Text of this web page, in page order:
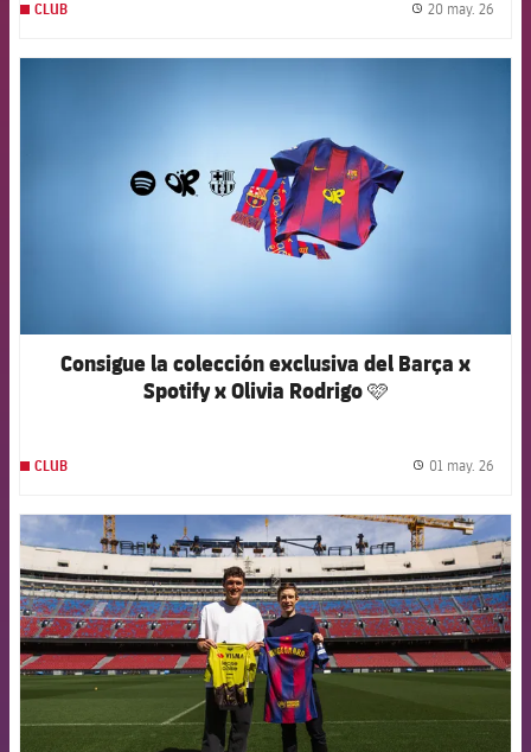
CLUB 20 may. 26
Consigue la colección exclusiva del Barça x
Spotify x Olivia Rodrigo 🩷
CLUB 01 may. 26
FCB Barcelona badge